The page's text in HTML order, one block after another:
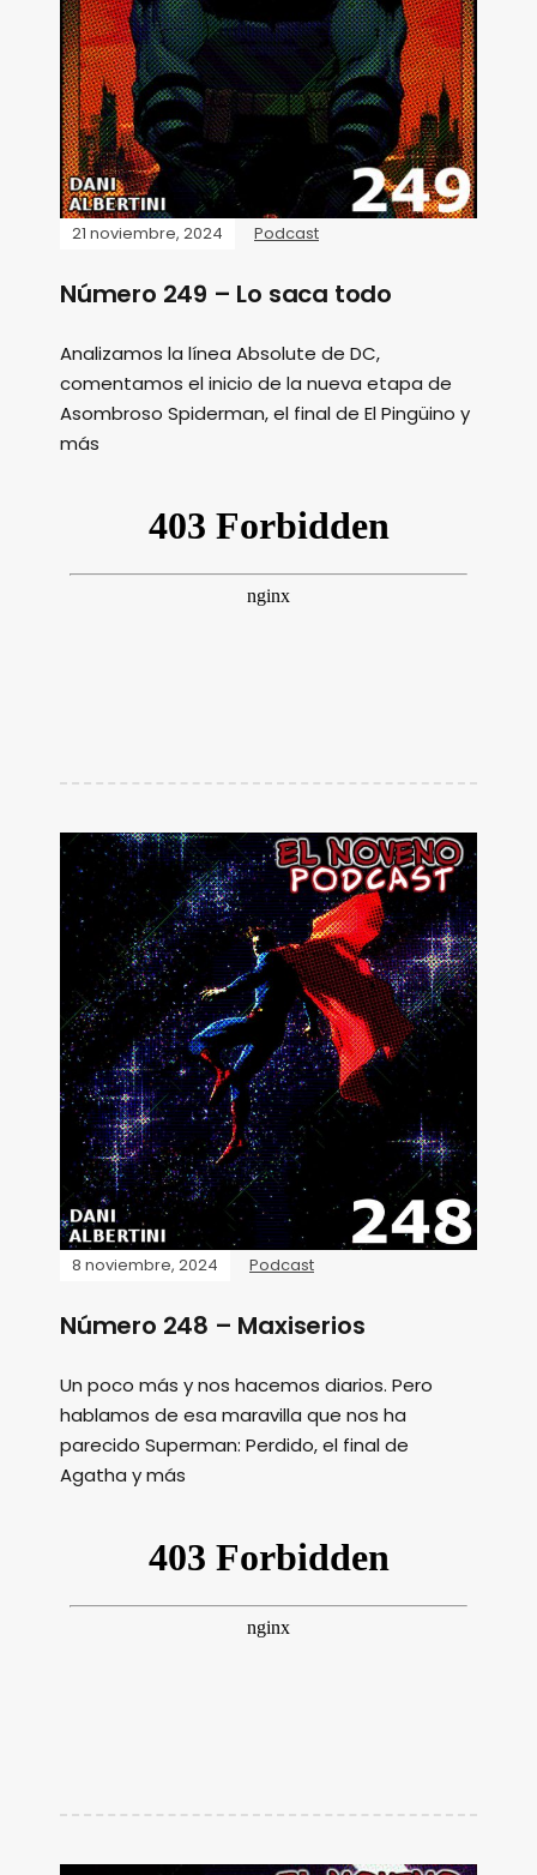
21 noviembre, 2024 Podcast
Número 249 – Lo saca todo
Analizamos la línea Absolute de DC,
comentamos el inicio de la nueva etapa de
Asombroso Spiderman, el final de El Pingüino y
más
8 noviembre, 2024 Podcast
Número 248 – Maxiserios
Un poco más y nos hacemos diarios. Pero
hablamos de esa maravilla que nos ha
parecido Superman: Perdido, el final de
Agatha y más